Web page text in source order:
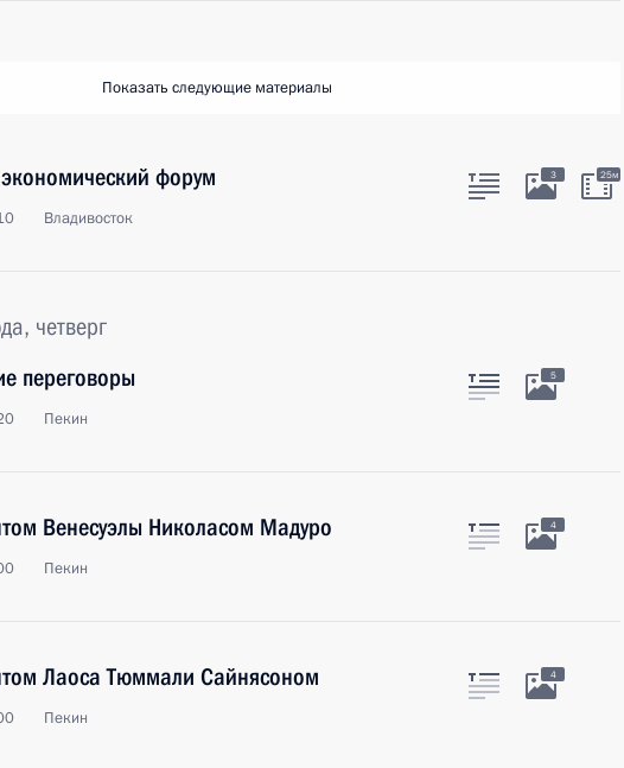
Показать следующие материалы
форум
Владивосток
3 25м
четверг
переговоры
Пекин
5
Венесуэлы Николасом Мадуро
Пекин
4
Лаоса Тюммали Сайнясоном
Пекин
4